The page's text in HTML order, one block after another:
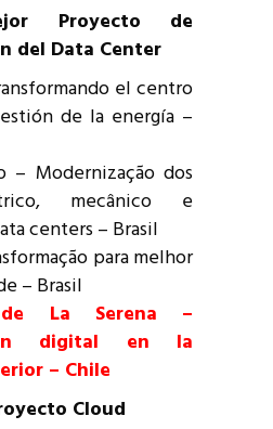
Proyecto de
del Data Center
el centro
de la energía –
– Modernização dos
mecânico e
centers – Brasil
para melhor
– Brasil
de La Serena –
digital en la
– Chile
Cloud